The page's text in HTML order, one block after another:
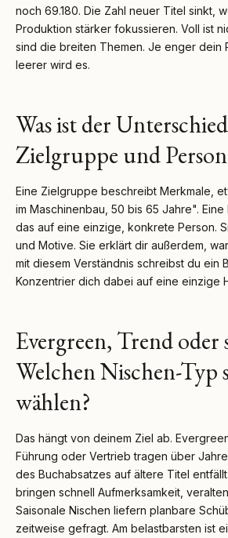
noch 69.180. Die Zahl neuer Titel sinkt,
Produktion stärker fokussieren. Voll ist
sind die breiten Themen. Je enger dein
leerer wird es.
Was ist der
Zielgruppe und
Eine Zielgruppe beschreibt Merkmale,
im Maschinenbau, 50 bis 65 Jahre".
das auf eine einzige, konkrete Person.
und Motive. Sie erklärt dir außerdem,
mit diesem Verständnis schreibst du ein
Konzentrier dich dabei auf eine einzige
Evergreen, Trend oder
Welchen Nischen-Typ
wählen?
Das hängt von deinem Ziel ab.
Führung oder Vertrieb tragen über
des Buchabsatzes auf ältere Titel
bringen schnell Aufmerksamkeit,
Saisonale Nischen liefern planbare
zeitweise gefragt. Am belastbarsten ist